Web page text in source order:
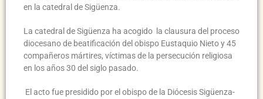
en la catedral de Sigüenza.
La catedral de Sigüenza ha acogido la clausura del proceso
diocesano de beatificación del obispo Eustaquio Nieto y 45
compañeros mártires, víctimas de la persecución religiosa
en los años 30 del siglo pasado.
El acto fue presidido por el obispo de la Diócesis Sigüenza-